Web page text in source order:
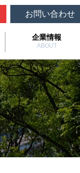
企業情報
ABOUT
お問い合わせ